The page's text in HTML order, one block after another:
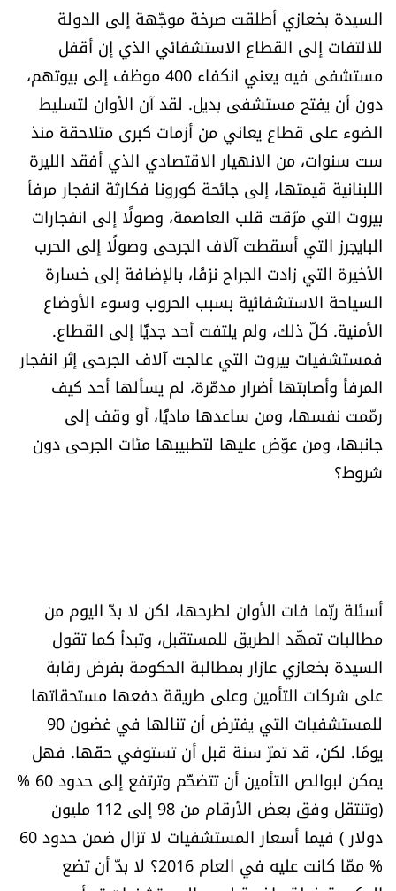
للتواصل معنا
شروط الاستخدام
شروط الإشتراك
Digital solutions by
السيدة بخعازي أطلقت صرخة موجّهة إلى الدولة
للالتفات إلى القطاع الاستشفائي الذي إن أقفل
مستشفى فيه يعني انكفاء 400 موظف إلى بيوتهم،
دون أن يفتح مستشفى بديل. لقد آن الأوان لتسليط
الضوء على قطاع يعاني من أزمات كبرى متلاحقة منذ
ست سنوات، من الانهيار الاقتصادي الذي أفقد الليرة
اللبنانية قيمتها، إلى جائحة كورونا فكارثة انفجار مرفأ
بيروت التي مزّقت قلب العاصمة، وصولًا إلى انفجارات
البايجرز التي أسقطت آلاف الجرحى وصولًا إلى الحرب
الأخيرة التي زادت الجراح نزفًا، بالإضافة إلى خسارة
السياحة الاستشفائية بسبب الحروب وسوء الأوضاع
الأمنية. كلّ ذلك، ولم يلتفت أحد جديًّا إلى القطاع.
فمستشفيات بيروت التي عالجت آلاف الجرحى إثر انفجار
المرفأ وأصابتها أضرار مدمّرة، لم يسألها أحد كيف
رمّمت نفسها، ومن ساعدها ماديًّا، أو وقف إلى
جانبها، ومن عوّض عليها لتطبيبها مئات الجرحى دون
شروط؟
أسئلة ربّما فات الأوان لطرحها، لكن لا بدّ اليوم من
مطالبات تمهّد الطريق للمستقبل، وتبدأ كما تقول
السيدة بخعازي عازار بمطالبة الحكومة بفرض رقابة
على شركات التأمين وعلى طريقة دفعها مستحقاتها
للمستشفيات التي يفترض أن تنالها في غضون 90
يومًا. لكن، قد تمرّ سنة قبل أن تستوفي حقّها. فهل
يمكن لبوالص التأمين أن تتضخّم وترتفع إلى حدود 60 %
(وتنتقل وفق بعض الأرقام من 98 إلى 112 مليون
دولار ) فيما أسعار المستشفيات لا تزال ضمن حدود 60
% ممّا كانت عليه في العام 2016؟ لا بدّ أن تضع